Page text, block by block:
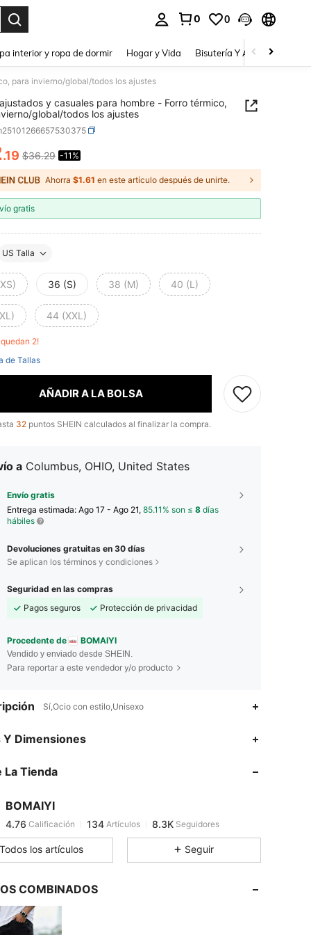
0 0
interior y ropa de dormir Hogar y Vida Bisutería Y Accesorios
para invierno/global/todos los ajustes
y casuales para hombre - Forro térmico,
global/todos los ajustes
AND AVAILABILITY
.19 $36.29 -11%
Ahorra $1.61 en este artículo después de unirte.
gratis
US Talla
36 (S) 38 (M) 40 (L)
44 (XXL)
quedan 2!
de Tallas
AÑADIR A LA BOLSA
32 puntos SHEIN calculados al finalizar la compra.
a Columbus, OHIO, United States
Envío gratis
Entrega estimada: Ago 17 - Ago 21, 85.11% son ≤ 8 días
hábiles
Devoluciones gratuitas en 30 días
Se aplican los términos y condiciones
Seguridad en las compras
Pagos seguros
Protección de privacidad
Procedente de BOMAIYI
Vendido y enviado desde SHEIN.
Para reportar a este vendedor y/o producto
Sí,Ocio con estilo,Unisexo
Y Dimensiones
La Tienda
BOMAIYI
4.76
4.76
4.76 Calificación 134 Artículos 8.3K
g***vpagó Hace 1 horas
4.76 134 8.3K
Todos los artículos Seguir
COMBINADOS